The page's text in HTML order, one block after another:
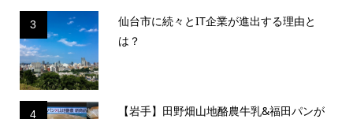
3
仙台市に続々とIT企業が進出する理由と
は？
4
【岩手】田野畑山地酪農牛乳&福田パンが